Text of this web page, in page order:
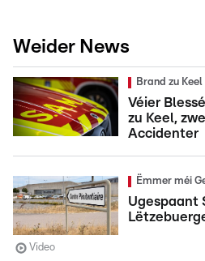
Weider News
Brand zu
Véier
zu Keel,
Accidenter
Ëmmer méi
Ugespaant
Video